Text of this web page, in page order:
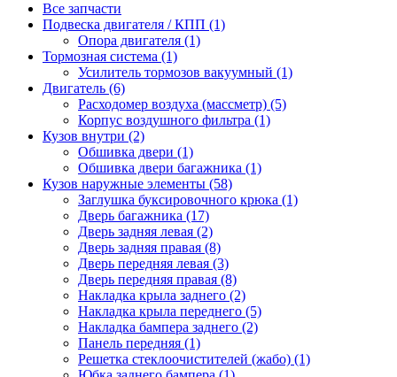
Все запчасти
Подвеска двигателя / КПП (1)
Опора двигателя (1)
Тормозная система (1)
Усилитель тормозов вакуумный (1)
Двигатель (6)
Расходомер воздуха (массметр) (5)
Корпус воздушного фильтра (1)
Кузов внутри (2)
Обшивка двери (1)
Обшивка двери багажника (1)
Кузов наружные элементы (58)
Заглушка буксировочного крюка (1)
Дверь багажника (17)
Дверь задняя левая (2)
Дверь задняя правая (8)
Дверь передняя левая (3)
Дверь передняя правая (8)
Накладка крыла заднего (2)
Накладка крыла переднего (5)
Накладка бампера заднего (2)
Панель передняя (1)
Решетка стеклоочистителей (жабо) (1)